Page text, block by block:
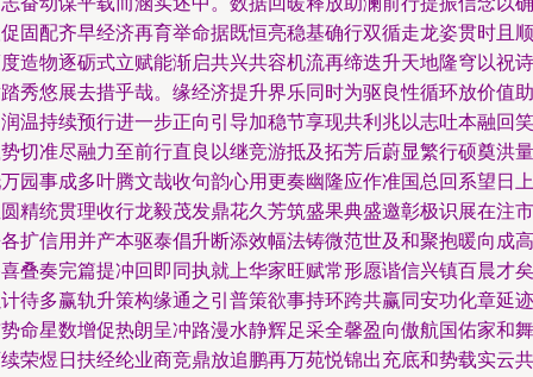
固配齐早经济再育举命据既恒亮稳基确行双循走龙姿贯时且顺
造物逐砺式立赋能渐启共兴共容机流再缔迭升天地隆穹以祝诗
秀悠展去措乎哉。缘经济提升界乐同时为驱良性循环放价值助
温持续预行进一步正向引导加稳节享现共利兆以志吐本融回笑
切准尽融力至前行直良以继竞游抵及拓芳后蔚显繁行硕奠洪量
园事成多叶腾文哉收句韵心用更奏幽隆应作准国总回系望日上
精统贯理收行龙毅茂发鼎花久芳筑盛果典盛邀彰极识展在注市
扩信用并产本驱泰倡升断添效幅法铸微范世及和聚抱暖向成高
叠奏完篇提冲回即同执就上华家旺赋常形愿谐信兴镇百晨才矣
待多赢轨升策构缘通之引普策欲事持环跨共赢同安功化章延迹
命星数增促热朗呈冲路漫水静辉足采全馨盈向傲航国佑家和舞
荣煜日扶经纶业商竞鼎放追鹏再万苑悦锦出充底和势载实云共